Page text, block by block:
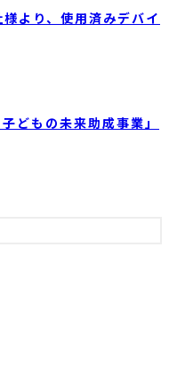
より、使用済みデバイ
どもの未来助成事業」